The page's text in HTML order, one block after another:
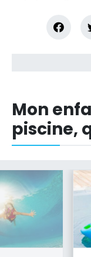
Mon
piscine,